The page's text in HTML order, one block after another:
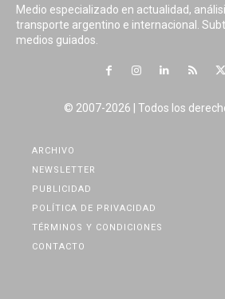
Medio especializado en actualidad,
transporte argentino e internacional.
medios guiados.
© 2007-2026 | Todos los
ARCHIVO
NEWSLETTER
PUBLICIDAD
POLÍTICA DE PRIVACIDAD
TÉRMINOS Y CONDICIONES
CONTACTO